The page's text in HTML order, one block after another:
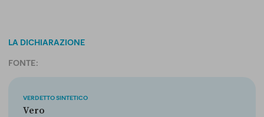
LA DICHIARAZIONE
FONTE:
VERDETTO SINTETICO
Vero